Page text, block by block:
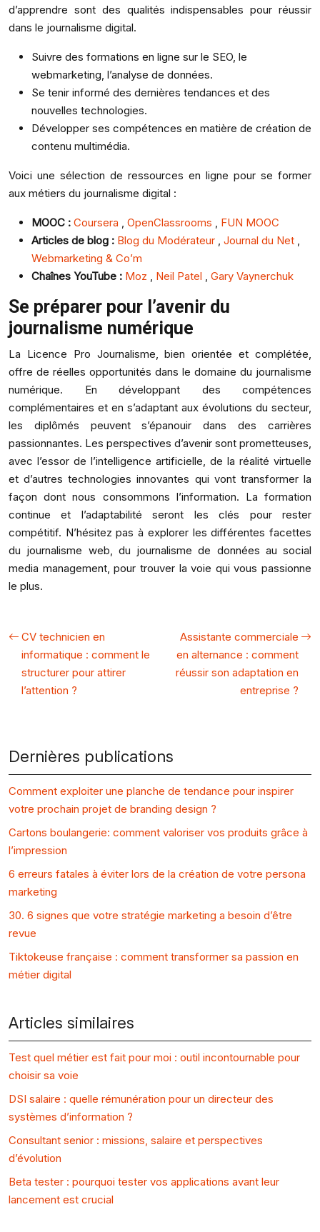
d’apprendre sont des qualités indispensables pour réussir
dans le journalisme digital.
Suivre des formations en ligne sur le SEO, le
webmarketing, l’analyse de données.
Se tenir informé des dernières tendances et des
nouvelles technologies.
Développer ses compétences en matière de création de
contenu multimédia.
Voici une sélection de ressources en ligne pour se former
aux métiers du journalisme digital :
MOOC : Coursera , OpenClassrooms , FUN MOOC
Articles de blog : Blog du Modérateur , Journal du Net ,
Webmarketing & Co’m
Chaînes YouTube : Moz , Neil Patel , Gary Vaynerchuk
Se préparer pour l’avenir du
journalisme numérique
La Licence Pro Journalisme, bien orientée et complétée,
offre de réelles opportunités dans le domaine du journalisme
numérique. En développant des compétences
complémentaires et en s’adaptant aux évolutions du secteur,
les diplômés peuvent s’épanouir dans des carrières
passionnantes. Les perspectives d’avenir sont prometteuses,
avec l’essor de l’intelligence artificielle, de la réalité virtuelle
et d’autres technologies innovantes qui vont transformer la
façon dont nous consommons l’information. La formation
continue et l’adaptabilité seront les clés pour rester
compétitif. N’hésitez pas à explorer les différentes facettes
du journalisme web, du journalisme de données au social
media management, pour trouver la voie qui vous passionne
le plus.
CV technicien en
informatique : comment le
structurer pour attirer
l’attention ?
Assistante commerciale
en alternance : comment
réussir son adaptation en
entreprise ?
Dernières publications
Comment exploiter une planche de tendance pour inspirer
votre prochain projet de branding design ?
Cartons boulangerie: comment valoriser vos produits grâce à
l’impression
6 erreurs fatales à éviter lors de la création de votre persona
marketing
30. 6 signes que votre stratégie marketing a besoin d’être
revue
Tiktokeuse française : comment transformer sa passion en
métier digital
Articles similaires
Test quel métier est fait pour moi : outil incontournable pour
choisir sa voie
DSI salaire : quelle rémunération pour un directeur des
systèmes d’information ?
Consultant senior : missions, salaire et perspectives
d’évolution
Beta tester : pourquoi tester vos applications avant leur
lancement est crucial